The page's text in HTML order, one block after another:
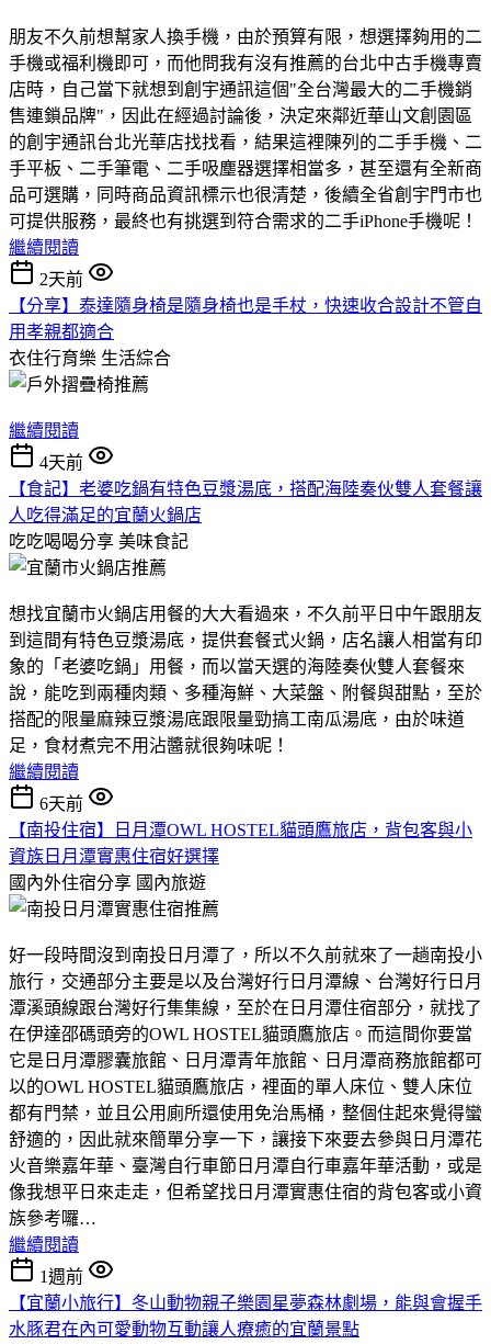
朋友不久前想幫家人換手機，由於預算有限，想選擇夠用的二
手機或福利機即可，而他問我有沒有推薦的台北中古手機專賣
店時，自己當下就想到創宇通訊這個"全台灣最大的二手機銷
售連鎖品牌"，因此在經過討論後，決定來鄰近華山文創園區
的創宇通訊台北光華店找找看，結果這裡陳列的二手手機、二
手平板、二手筆電、二手吸塵器選擇相當多，甚至還有全新商
品可選購，同時商品資訊標示也很清楚，後續全省創宇門市也
可提供服務，最終也有挑選到符合需求的二手iPhone手機呢！
繼續閱讀
2天前
【分享】泰達隨身椅是隨身椅也是手杖，快速收合設計不管自
用孝親都適合
衣住行育樂 生活綜合
繼續閱讀
4天前
【食記】老婆吃鍋有特色豆漿湯底，搭配海陸奏伙雙人套餐讓
人吃得滿足的宜蘭火鍋店
吃吃喝喝分享 美味食記
想找宜蘭市火鍋店用餐的大大看過來，不久前平日中午跟朋友
到這間有特色豆漿湯底，提供套餐式火鍋，店名讓人相當有印
象的「老婆吃鍋」用餐，而以當天選的海陸奏伙雙人套餐來
說，能吃到兩種肉類、多種海鮮、大菜盤、附餐與甜點，至於
搭配的限量麻辣豆漿湯底跟限量勁搞工南瓜湯底，由於味道
足，食材煮完不用沾醬就很夠味呢！
繼續閱讀
6天前
【南投住宿】日月潭OWL HOSTEL貓頭鷹旅店，背包客與小
資族日月潭實惠住宿好選擇
國內外住宿分享 國內旅遊
好一段時間沒到南投日月潭了，所以不久前就來了一趟南投小
旅行，交通部分主要是以及台灣好行日月潭線、台灣好行日月
潭溪頭線跟台灣好行集集線，至於在日月潭住宿部分，就找了
在伊達邵碼頭旁的OWL HOSTEL貓頭鷹旅店。而這間你要當
它是日月潭膠囊旅館、日月潭青年旅館、日月潭商務旅館都可
以的OWL HOSTEL貓頭鷹旅店，裡面的單人床位、雙人床位
都有門禁，並且公用廁所還使用免治馬桶，整個住起來覺得蠻
舒適的，因此就來簡單分享一下，讓接下來要去參與日月潭花
火音樂嘉年華、臺灣自行車節日月潭自行車嘉年華活動，或是
像我想平日來走走，但希望找日月潭實惠住宿的背包客或小資
族參考囉…
繼續閱讀
1週前
【宜蘭小旅行】冬山動物親子樂園星夢森林劇場，能與會握手
水豚君在內可愛動物互動讓人療癒的宜蘭景點